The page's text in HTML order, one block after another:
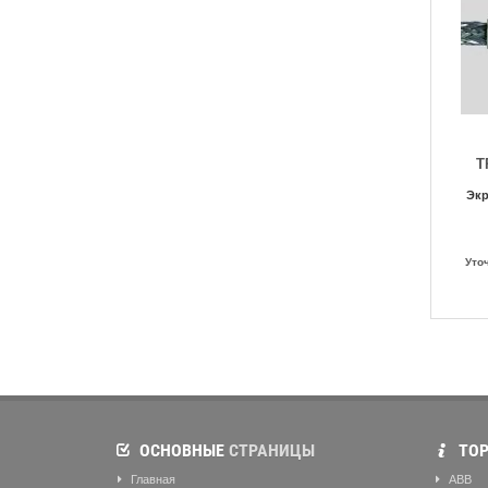
ОСНОВНЫЕ СТРАНИЦЫ
Главная ABB